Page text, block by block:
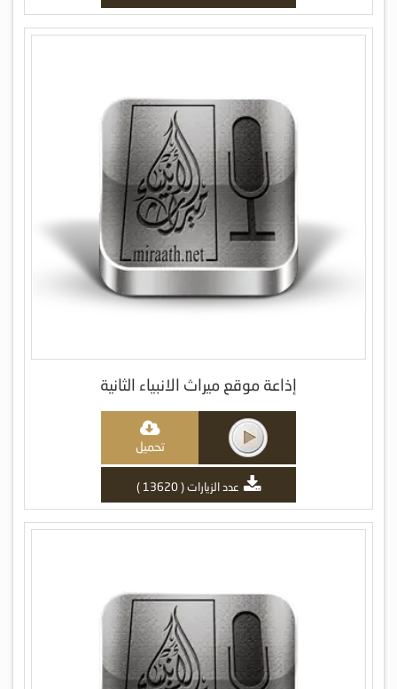
إذاعة موقع ميراث الانبياء الثانية
تحميل
عدد الزيارات ( 13620 )